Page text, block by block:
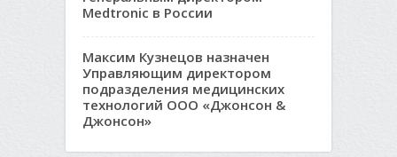
Medtronic в России
Максим Кузнецов назначен
Управляющим директором
подразделения медицинских
технологий ООО «Джонсон &
Джонсон»